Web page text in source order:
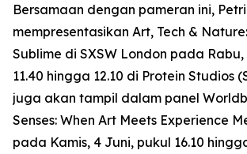
Bersamaan dengan pameran ini,
mempresentasikan Art, Tech &
Sublime di SXSW London pada Rabu,
11.40 hingga 12.10 di Protein Studios
juga akan tampil dalam panel
Senses: When Art Meets Experience
pada Kamis, 4 Juni, pukul 16.10